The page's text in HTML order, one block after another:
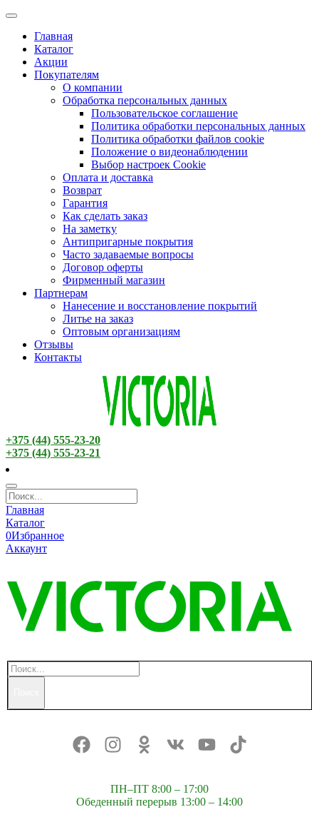
Главная
Каталог
Акции
Покупателям
О компании
Обработка персональных данных
Пользовательское соглашение
Политика обработки персональных данных
Политика обработки файлов cookie
Положение о видеонаблюдении
Выбор настроек Cookie
Оплата и доставка
Возврат
Гарантия
Как сделать заказ
На заметку
Антипригарные покрытия
Часто задаваемые вопросы
Договор оферты
Фирменный магазин
Партнерам
Нанесение и восстановление покрытий
Литье на заказ
Оптовым организациям
Отзывы
Контакты
+375 (44) 555-23-20
+375 (44) 555-23-21
Главная
Каталог
0Избранное
Аккаунт
ПН–ПТ 8:00 – 17:00
Обеденный перерыв 13:00 – 14:00